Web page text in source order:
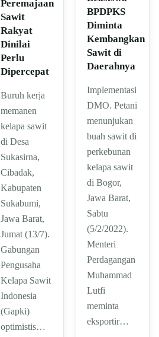
Peremajaan
Sawit
Rakyat
Dinilai
Perlu
Dipercepat
Buruh kerja
memanen
kelapa sawit
di Desa
Sukasirna,
Cibadak,
Kabupaten
Sukabumi,
Jawa Barat,
Jumat (13/7).
Gabungan
Pengusaha
Kelapa Sawit
Indonesia
(Gapki)
optimistis…
BPDPKS
Diminta
Kembangkan
Sawit di
Daerahnya
Implementasi
DMO. Petani
menunjukan
buah sawit di
perkebunan
kelapa sawit
di Bogor,
Jawa Barat,
Sabtu
(5/2/2022).
Menteri
Perdagangan
Muhammad
Lutfi
meminta
eksportir…